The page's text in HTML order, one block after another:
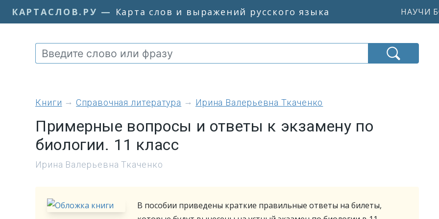
КАРТАСЛОВ.РУ — Карта слов и выражений русского языка НАУЧИ
книги Справочная литература Ирина Валерьевна Ткаченко
Примерные вопросы и ответы к экзамену по
биологии. 11 класс
Ирина Валерьевна Ткаченко
В пособии приведены краткие правильные ответы на билеты,